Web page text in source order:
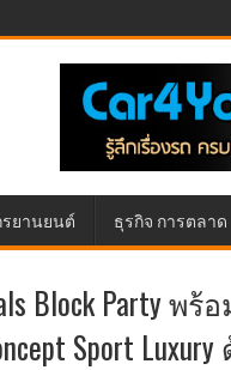
รยานยนต์ ธุรกิจ การตลาด
Block Party พ
Sport